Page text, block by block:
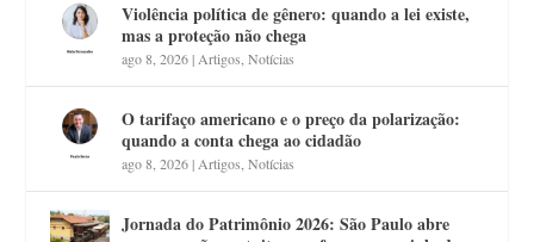
Violência política de gênero: quando a lei existe,
mas a proteção não chega
ago 8, 2026| Artigos ,Notícias
O tarifaço americano e o preço da polarização:
quando a conta chega ao cidadão
ago 8, 2026| Artigos ,Notícias
Jornada do Patrimônio 2026: São Paulo abre